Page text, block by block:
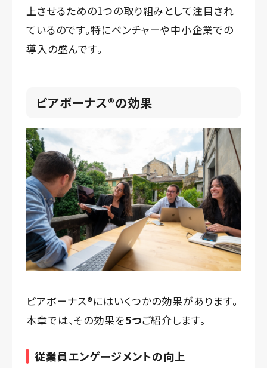
上させるための1つの取り組みとして注目され
ているのです。特にベンチャーや中小企業での
導入の盛んです。
ピアボーナス®️の効果
ピアボーナス®️にはいくつかの効果があります。
本章では、その効果を5つご紹介します。
従業員エンゲージメントの向上